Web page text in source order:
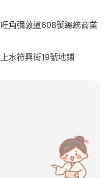
角彌敦道608號總統商業
水符興街19號地鋪